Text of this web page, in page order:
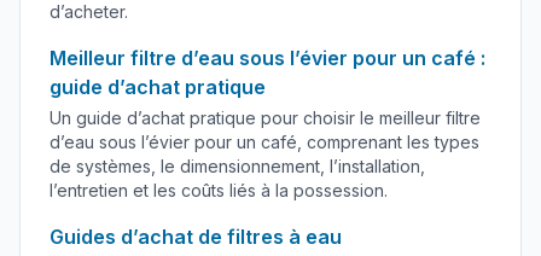
d’acheter.
Meilleur filtre d’eau sous l’évier pour un café :
guide d’achat pratique
Un guide d’achat pratique pour choisir le meilleur filtre
d’eau sous l’évier pour un café, comprenant les types
de systèmes, le dimensionnement, l’installation,
l’entretien et les coûts liés à la possession.
Guides d’achat de filtres à eau